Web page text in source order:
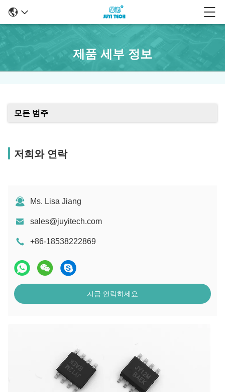
제품 세부 정보
모든 범주
저희와 연락
Ms. Lisa Jiang
sales@juyitech.com
+86-18538222869
지금 연락하세요